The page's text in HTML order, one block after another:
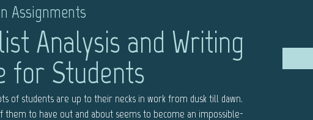
Assignments
Analysis and Writing
for Students
of students are up to their necks in work from dusk till dawn.
them to have out and about seems to become an impossible-